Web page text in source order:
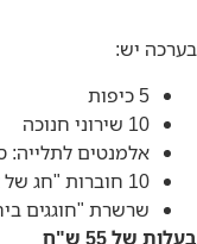
בערכה יש:
5 כיפות
10 שירוני חנוכה
אלמנטים לתלייה:
10 חוברות "חג של אור"
שרשרת "חוגגים
בעלות של 55 ש"ח